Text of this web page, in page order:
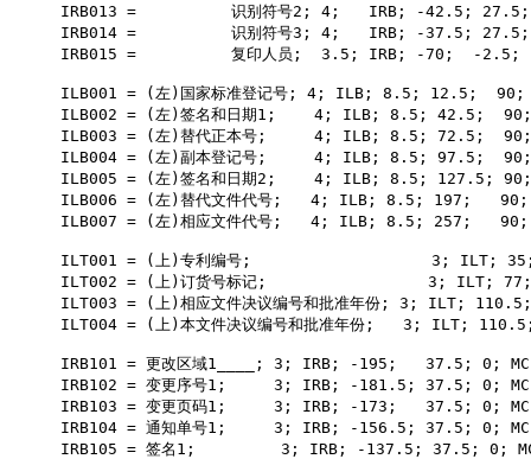
IRB013 =          识别符号2 ; 4;   IRB; -42.5; 27.5;
IRB014 =          识别符号3 ; 4;   IRB; -37.5; 27.5;
IRB015 =          复印人员 ;  3.5; IRB; -70;  -2.5;
ILB001 = (左)国家标准登记号 ; 4; ILB; 8.5; 12.5;  90;
ILB002 = (左)签名和日期1 ;    4; ILB; 8.5; 42.5;  90;
ILB003 = (左)替代正本号 ;     4; ILB; 8.5; 72.5;  90;
ILB004 = (左)副本登记号 ;     4; ILB; 8.5; 97.5;  90;
ILB005 = (左)签名和日期2 ;    4; ILB; 8.5; 127.5; 90;
ILB006 = (左)替代文件代号 ;   4; ILB; 8.5; 197;   90;
ILB007 = (左)相应文件代号 ;   4; ILB; 8.5; 257;   90;
ILT001 = (上)专利编号 ;                   3; ILT; 35;
ILT002 = (上)订货号标记 ;                 3; ILT; 77;
ILT003 = (上)相应文件决议编号和批准年份 ; 3; ILT;
ILT004 = (上)本文件决议编号和批准年份 ;   3; ILT;
IRB101 = 更改区域1____
; 3; IRB; -195;   37.5; 0;
IRB102 = 变更序号1 ;     3; IRB; -181.5; 37.5; 0;
IRB103 = 变更页码1 ;     3; IRB; -173;   37.5; 0;
IRB104 = 通知单号1 ;     3; IRB; -156.5; 37.5; 0;
IRB105 = 签名 1 ;         3; IRB; -137.5; 37.5; 0;